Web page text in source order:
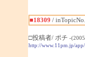
■18309 /
□投稿者/ ポチ -
http://www.11pm.jp/